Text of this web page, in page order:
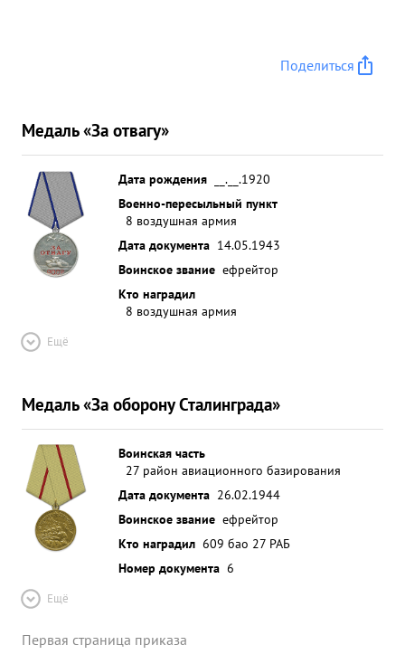
Поделиться
Медаль «За отвагу»
Дата рождения
__.__.1920
Военно-пересыльный пункт
8 воздушная армия
Дата документа 14.05.1943
Воинское звание ефрейтор
Кто наградил
8 воздушная армия
Ещё
Медаль «За оборону Сталинграда»
Воинская часть
27 район авиационного базирования
Дата документа 26.02.1944
Воинское звание ефрейтор
Кто наградил 609 бао 27 РАБ
Номер документа 6
Ещё
Первая страница приказа